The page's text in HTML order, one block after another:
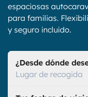
espaciosas
para familias.
y seguro incluido.
¿Desde dónde
Lugar de recogida